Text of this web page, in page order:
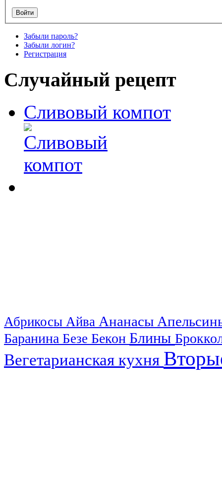
Забыли пароль?
Забыли логин?
Регистрация
Случайный рецепт
Сливовый компот
Абрикосы Айва Ананасы
Баранина Безе Бекон Блины
Вегетарианская кухня